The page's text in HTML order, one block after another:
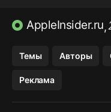
ПРИЛОЖЕНИЯ БЕЗ APP
AppleInsider.ru,
Темы Авторы
Реклама